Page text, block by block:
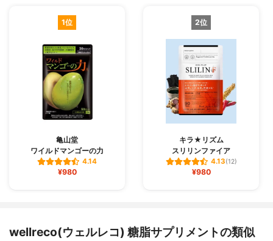
1位
亀山堂
ワイルドマンゴーの力
4.14
¥980
2位
キラ★リズム
スリリンファイア
4.13(12)
¥980
wellreco(ウェルレコ) 糖脂サプリメントの類似